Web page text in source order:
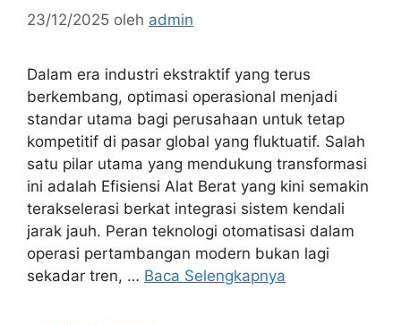
23/12/2025 oleh admin
Dalam era industri ekstraktif yang terus
berkembang, optimasi operasional menjadi
standar utama bagi perusahaan untuk tetap
kompetitif di pasar global yang fluktuatif. Salah
satu pilar utama yang mendukung transformasi
ini adalah Efisiensi Alat Berat yang kini semakin
terakselerasi berkat integrasi sistem kendali
jarak jauh. Peran teknologi otomatisasi dalam
operasi pertambangan modern bukan lagi
sekadar tren, … Baca Selengkapnya